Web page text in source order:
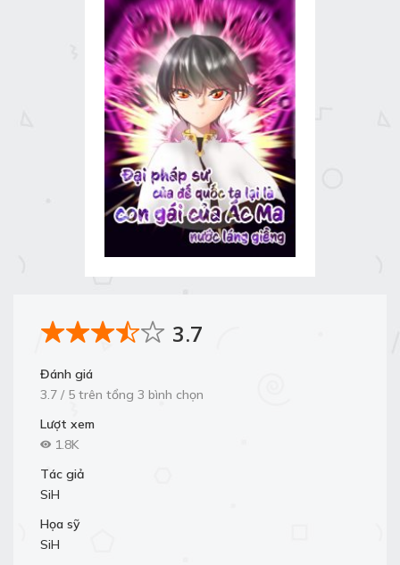
3.7
Đánh giá
3.7 / 5 trên tổng 3 bình chọn
Lượt xem
1.8K
Tác giả
SiH
Họa sỹ
SiH